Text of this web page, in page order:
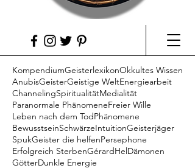
KompendiumGeisterlexikonOkkultes Wissen
AnubisGeisterGeistige WeltEnergiearbeit
ChannelingSpiritualitätMedialität
Paranormale PhänomeneFreier Wille
Leben nach dem TodPhänomene
BewusstseinSchwärzeIntuitionGeisterjäger
SpukGeister die helfenPersephone
Erfolgreich SterbenGérardHelDämonen
GötterDunkle Energie